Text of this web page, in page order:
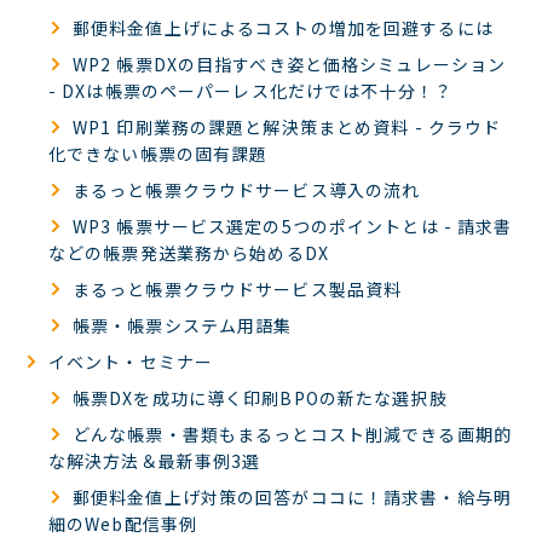
郵便料金値上げによるコストの増加を回避するには
WP2 帳票DXの目指すべき姿と価格シミュレーション
- DXは帳票のペーパーレス化だけでは不十分！？
WP1 印刷業務の課題と解決策まとめ資料 - クラウド
化できない帳票の固有課題
まるっと帳票クラウドサービス導入の流れ
WP3 帳票サービス選定の5つのポイントとは - 請求書
などの帳票発送業務から始めるDX
まるっと帳票クラウドサービス製品資料
帳票・帳票システム用語集
イベント・セミナー
帳票DXを成功に導く印刷BPOの新たな選択肢
どんな帳票・書類もまるっとコスト削減できる画期的
な解決方法＆最新事例3選
郵便料金値上げ対策の回答がココに！請求書・給与明
細のWeb配信事例